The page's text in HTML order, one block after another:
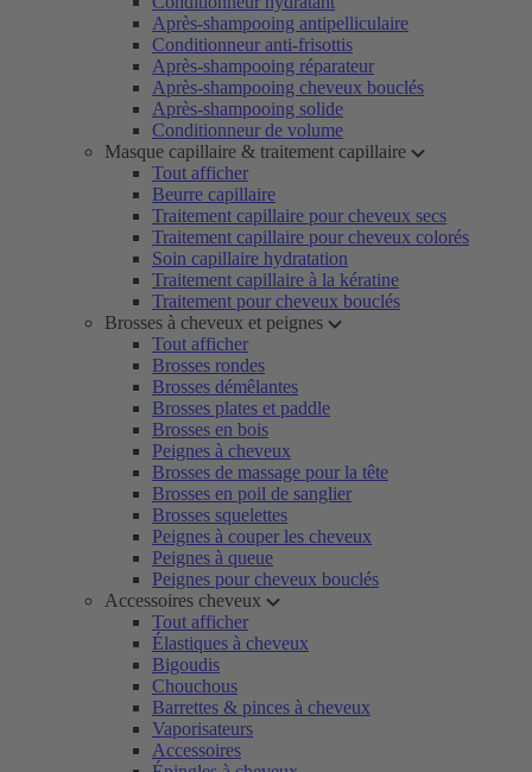
Après-shampooing antipelliculaire
Conditionneur anti-frisottis
Après-shampooing réparateur
Après-shampooing cheveux bouclés
Après-shampooing solide
Conditionneur de volume
Masque capillaire & traitement capillaire
Tout afficher
Beurre capillaire
Traitement capillaire pour cheveux secs
Traitement capillaire pour cheveux colorés
Soin capillaire hydratation
Traitement capillaire à la kératine
Traitement pour cheveux bouclés
Brosses à cheveux et peignes
Tout afficher
Brosses rondes
Brosses démêlantes
Brosses plates et paddle
Brosses en bois
Peignes à cheveux
Brosses de massage pour la tête
Brosses en poil de sanglier
Brosses squelettes
Peignes à couper les cheveux
Peignes à queue
Peignes pour cheveux bouclés
Accessoires cheveux
Tout afficher
Élastiques à cheveux
Bigoudis
Chouchous
Barrettes & pinces à cheveux
Vaporisateurs
Accessoires